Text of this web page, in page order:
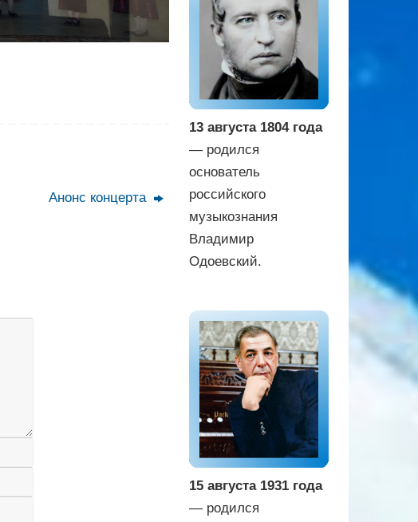
Анонс концерта
13 августа 1804 года
— родился
основатель
российского
музыкознания
Владимир
Одоевский.
15 августа 1931 года
— родился